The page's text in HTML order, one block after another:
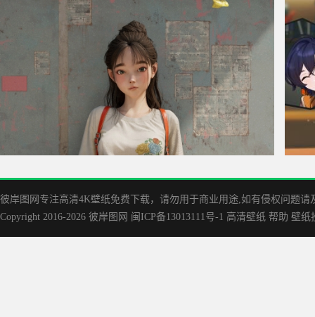
高清
彼岸图网专注高清4K壁纸免费下载，请勿用于商业用途,如有侵权问题
Copyright 2016-2026 彼岸图网 闽ICP备13013111号-1 高清壁纸 帮助 壁纸